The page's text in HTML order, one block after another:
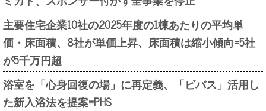
主要住宅企業10社の2025年度の1棟あたりの平均単
価・床面積、8社が単価上昇、床面積は縮小傾向=5社
が5千万円超
浴室を「心身回復の場」に再定義、「ビバス」活用し
た新入浴法を提案=PHS